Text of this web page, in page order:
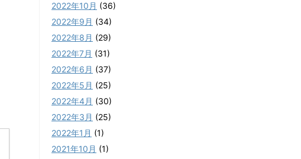
2022年10月 (36)
2022年9月 (34)
2022年8月 (29)
2022年7月 (31)
2022年6月 (37)
2022年5月 (25)
2022年4月 (30)
2022年3月 (25)
2022年1月 (1)
2021年10月 (1)